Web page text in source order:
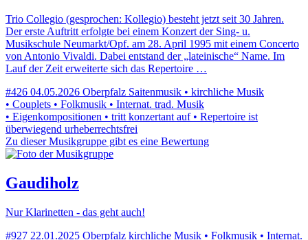
Trio Collegio (gesprochen: Kollegio) besteht jetzt seit 30 Jahren.
Der erste Auftritt erfolgte bei einem Konzert der Sing- u.
Musikschule Neumarkt/Opf. am 28. April 1995 mit einem Concerto
von Antonio Vivaldi. Dabei entstand der „lateinische“ Name. Im
Lauf der Zeit erweiterte sich das Repertoire …
#426 04.05.2026 Oberpfalz Saitenmusik • kirchliche Musik
• Couplets • Folkmusik • Internat. trad. Musik
• Eigenkompositionen • tritt konzertant auf • Repertoire ist
überwiegend urheberrechtsfrei
Zu dieser Musikgruppe gibt es eine Bewertung
Gaudiholz
Nur Klarinetten - das geht auch!
#927 22.01.2025 Oberpfalz kirchliche Musik • Folkmusik • Internat.